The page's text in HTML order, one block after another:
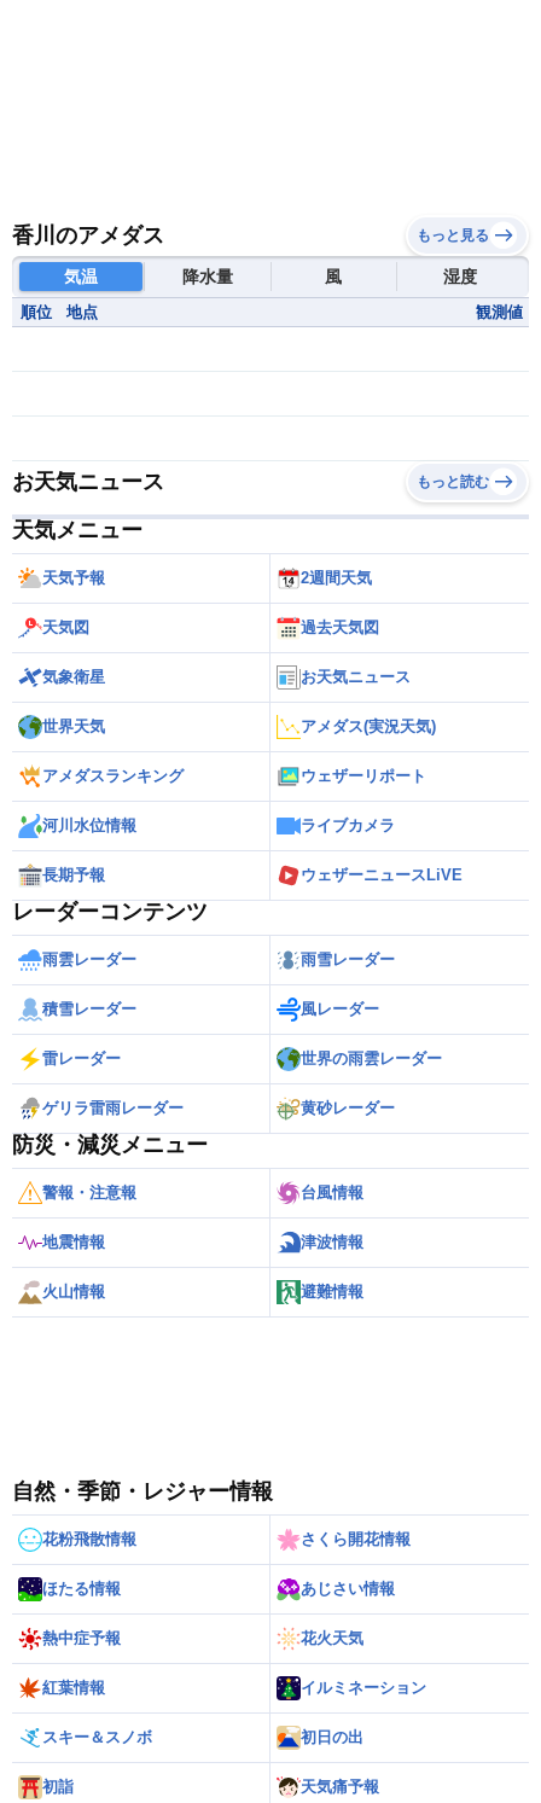
香川のアメダス もっと見る
気温 降水量 風 湿度
順位 地点 観測値
お天気ニュース もっと読む
天気メニュー
天気予報 2週間天気
天気図 過去天気図
気象衛星 お天気ニュース
世界天気 アメダス(実況天気)
アメダスランキング ウェザーリポート
河川水位情報 ライブカメラ
長期予報 ウェザーニュースLiVE
レーダーコンテンツ
雨雲レーダー 雨雪レーダー
積雪レーダー 風レーダー
雷レーダー 世界の雨雲レーダー
ゲリラ雷雨レーダー 黄砂レーダー
防災・減災メニュー
警報・注意報 台風情報
地震情報 津波情報
火山情報 避難情報
自然・季節・レジャー情報
花粉飛散情報 さくら開花情報
ほたる情報 あじさい情報
熱中症予報 花火天気
紅葉情報 イルミネーション
スキー＆スノボ 初日の出
初詣 天気痛予報